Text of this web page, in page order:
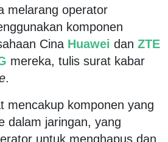
melarang operator
komponen
Cina Huawei dan ZTE
mereka, tulis surat kabar
.
mencakup komponen yang
dalam jaringan, yang
untuk menghapus dan